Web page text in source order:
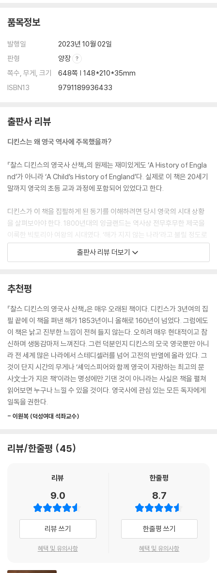
제31장 찰스 1세, 의회파와 내전을 벌이다
실패로 끝난 스페인 카디스 원정 | 12년간의 의회 없는 통치 | 의회, 왕의 권
력 남용에 제동을 걸다 | 왕과 의회의 전쟁 | 내전에서 포로가 되다 | 올리버
크롬웰의 등장 | 찰스 1세의 최후
제32장 의회파 영웅, 올리버 크롬웰
도망자가 된 왕세자 찰스 | 네덜란드 해군을 격파한 블레이크 제독 | 잉글
랜드를 유럽 최대 강국으로 | 왕위를 노리다
의 꼭두각시가 되다 | 요크 공작과 가톨릭교도들의 음모 | 의회, ‘왕위배제
제34장 제임스 2세와 명예혁명
선 사람들
제35장 대영제국의 탄생
품목정보
발행일
2023년 10월 02일
판형
양장
쪽수, 무게, 크기
648쪽 | 148*210*35mm
ISBN13
9791189936433
출판사 리뷰
디킨스는 왜 영국 역사에 주목했을까?
『찰스 디킨스의 영국사 산책』의 원제는 재미있게도 ‘A History of Engla
nd’가 아니라 ‘A Child’s History of England’다. 실제로 이 책은 20세기
말까지 영국의 초등 교과 과정에 포함되어 있었다고 한다.
디킨스가 이 책을 집필하게 된 동기를 이해하려면 당시 영국의 시대 상황
을 살펴보아야 한다. 1800년대의 잉글랜드는 역사상 전무후무한 제국을
이룩한 빅토리아 여왕의 시대였다. ‘해가 지지 않는 나라’라고 불릴 정도로
강성한 나라로 성장했지만, 그 이면에는 가난과 질병으로 고통받는 사람들
이 있었다. 아이들의 삶은 더욱 비참했다. 집이 없는 아이들은 거리에서 잠
고 하니 그 비참함이 어느 정도였는지 짐작할 수 있다.
디킨스는 이런 모순 속에서 고통받는 어린이들에 주목했다. “아이들이 행
복하게 읽을 수 있는 책, 쉽고 재미있게 읽을 수 있는 역사책이 필요하다는
생각에 이 책을 썼다”는 디킨스는 영국이라는 나라가 어떻게 성립되어 어
떤 우여곡절을 거치며 오늘에 이르렀는지 여러 왕을 중심으로 연대기 순으
로 풀어냄으로써 누구라도 쉽게 영국 역사의 흐름을 한눈에 조망할 수 있
게 했다.
책 속에 등장하는 인물은 왕을 비롯한 통치자들뿐만이 아니다. 때로는 열
역사를 일구어온 수많은 민중의 삶과 그들에 대한 따뜻한 시선이 이 책 전
거의 역사를 통해 바른 역사관을 가져야만 앞으로의 역사를 올바르게 만들
어갈 수 있음을 보여준다. 비단 어린이들뿐만 아니라 어른들에게도 많은
철인군주라는 미명 뒤에 숨겨진 살인본능,
왕실 연회장에서 일개 강도의 손에 살해당한 위대한 왕의 죽음,
영프 전쟁의 판도를 바꿔놓은 카트린 공주의 미인계,
왕실을 상대로 펼쳐진 희대의 사기극까지!
찰스 디킨스의 눈으로 바라본 영국의 역사를 만난다
출판사 리뷰 더보기
추천평
『찰스 디킨스의 영국사 산책』은 매우 오래된 책이다. 디킨스가 3년여의 집
필 끝에 이 책을 펴낸 해가 1853년이니 올해로 160년이 넘었다. 그럼에도
이 책은 낡고 진부한 느낌이 전혀 들지 않는다. 오히려 매우 현대적이고 참
신하며 생동감마저 느껴진다. 그런 덕분인지 디킨스의 모국 영국뿐만 아니
라 전 세계 많은 나라에서 스테디셀러를 넘어 고전의 반열에 올라 있다. 그
것이 단지 시간의 무게나 ‘셰익스피어와 함께 영국이 자랑하는 최고의 문
사文士가 지은 책’이라는 명성에만 기댄 것이 아니라는 사실은 책을 펼쳐
읽어보면 누구나 느낄 수 있을 것이다. 영국사에 관심 있는 모든 독자에게
일독을 권한다.
- 이원복 (덕성여대 석좌교수)
리뷰/한줄평 45
리뷰
9.0
리뷰 쓰기
혜택 및 유의사항
한줄평
8.7
한줄평 쓰기
혜택 및 유의사항